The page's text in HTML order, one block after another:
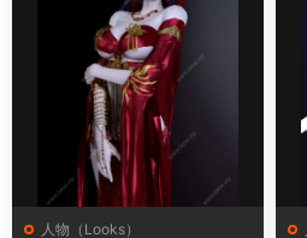
人物（Looks）